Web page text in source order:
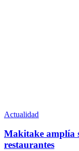
Actualidad
Makitake amplía
restaurantes